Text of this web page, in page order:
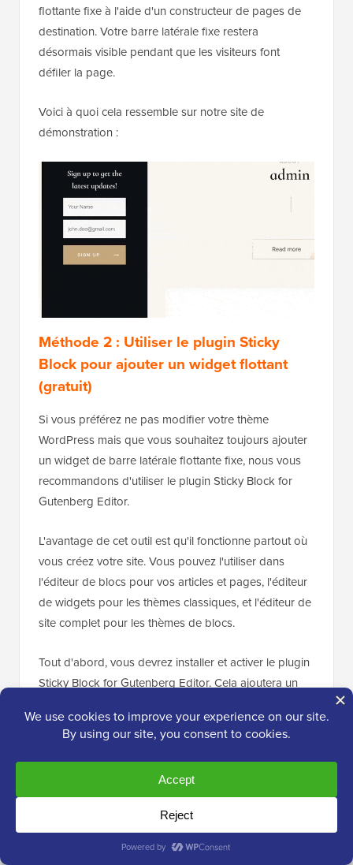
flottante fixe à l'aide d'un constructeur de pages de
destination. Votre barre latérale fixe restera
désormais visible pendant que les visiteurs font
défiler la page.
Voici à quoi cela ressemble sur notre site de
démonstration :
Méthode 2 : Utiliser le plugin Sticky
Block pour ajouter un widget flottant
(gratuit)
Si vous préférez ne pas modifier votre thème
WordPress mais que vous souhaitez toujours ajouter
un widget de barre latérale flottante fixe, nous vous
recommandons d'utiliser le plugin Sticky Block for
Gutenberg Editor.
L'avantage de cet outil est qu'il fonctionne partout où
vous créez votre site. Vous pouvez l'utiliser dans
l'éditeur de blocs pour vos articles et pages, l'éditeur
de widgets pour les thèmes classiques, et l'éditeur de
site complet pour les thèmes de blocs.
Tout d'abord, vous devrez installer et activer le plugin
Sticky Block for Gutenberg Editor. Cela ajoutera un
WordPress fixes.
Pour des instructions détaillées, consultez notre
tutoriel sur la façon d'installer un plugin WordPress.
Comment ajouter un widget de barre latérale
flottante dans les thèmes classiques